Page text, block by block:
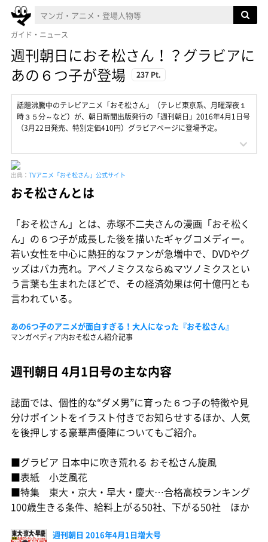
ガイド・ニュース
週刊朝日におそ松さん！？グラビアに
あの６つ子が登場
237 Pt.
話題沸騰中のテレビアニメ「おそ松さん」（テレビ東京系、月曜深夜１
時３５分～など）が、朝日新聞出版発行の「週刊朝日」2016年4月1日号
（3月22日発売、特別定価410円）グラビアページに登場予定。
出典： TVアニメ「おそ松さん」公式サイト
おそ松さんとは
「おそ松さん」とは、赤塚不二夫さんの漫画「おそ松く
ん」の６つ子が成長した後を描いたギャグコメディー。
若い女性を中心に熱狂的なファンが急増中で、DVDやグ
ッズはバカ売れ。アベノミクスならぬマツノミクスとい
う言葉も生まれたほどで、その経済効果は何十億円とも
言われている。
あの6つ子のアニメが面白すぎる！大人になった『おそ松さん』
マンガペディア内おそ松さん紹介記事
週刊朝日 4月1日号の主な内容
誌面では、個性的な“ダメ男”に育った６つ子の特徴や見
分けポイントをイラスト付きでお知らせするほか、人気
を後押しする豪華声優陣についてもご紹介。
■グラビア 日本中に吹き荒れる おそ松さん旋風
■表紙 小芝風花
■特集 東大・京大・早大・慶大…合格高校ランキング
100歳生きる条件、給料上がる50社、下がる50社 ほか
週刊朝日 2016年4月1日増大号